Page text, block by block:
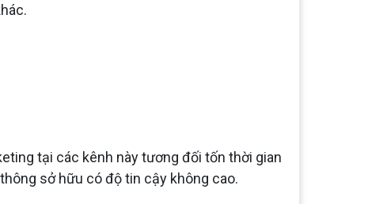
tại các kênh này tương đối tốn thời gian
sở hữu có độ tin cậy không cao.